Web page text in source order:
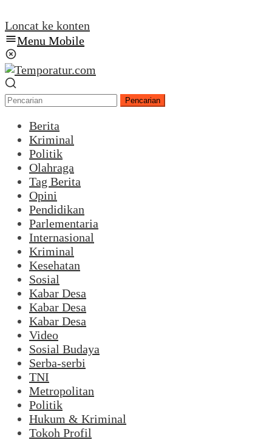
Loncat ke konten
Menu Mobile
Pencarian
Berita
Kriminal
Politik
Olahraga
Tag Berita
Opini
Pendidikan
Parlementaria
Internasional
Kriminal
Kesehatan
Sosial
Kabar Desa
Kabar Desa
Kabar Desa
Video
Sosial Budaya
Serba-serbi
TNI
Metropolitan
Politik
Hukum & Kriminal
Tokoh Profil